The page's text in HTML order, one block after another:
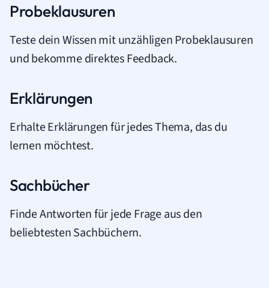
Probeklausuren
Teste dein Wissen mit unzähligen Probeklausuren
und bekomme direktes Feedback.
Erklärungen
Erhalte Erklärungen für jedes Thema, das du
lernen möchtest.
Sachbücher
Finde Antworten für jede Frage aus den
beliebtesten Sachbüchern.